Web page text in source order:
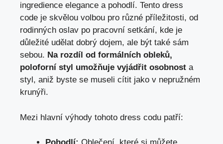
ingredience elegance a pohodlí. Tento dress
code je skvělou volbou pro různé příležitosti, od
rodinných oslav po pracovní setkání, kde je
důležité udělat dobrý dojem, ale být také sám
sebou. Na rozdíl od formálních obleků,
poloforní styl umožňuje vyjádřit osobnost a
styl, aniž byste se museli cítit jako v nepružném
krunýři.
Mezi hlavní výhody tohoto dress codu patří: